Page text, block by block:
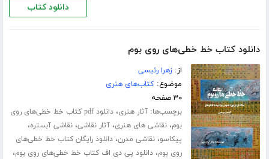
دانلود کتاب
دانلود کتاب خط خطی‌های روی بوم
از:زهرا رئیسی
موضوع:کتاب‌های هنری
۳۰ صفحه
برچسب‌ها:آثار هنری،
دانلود pdf کتاب خط خطی‌های روی
بوم،نقاشی های هنری،آثار نقاشی،نقاشی آبستره،
پیکاسو،نقاشی مدرن،دانلود رایگان کتاب خط خطی‌های
روی بوم،دانلود پی دی اف کتاب خط خطی‌های روی بوم،